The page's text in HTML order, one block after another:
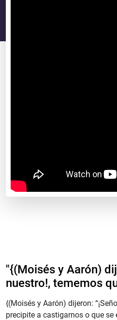
"​{(Moisés y Aarón)
nuestro!, tememos
{(Moisés y Aarón) dijeron:
precipite a castigarnos o que se